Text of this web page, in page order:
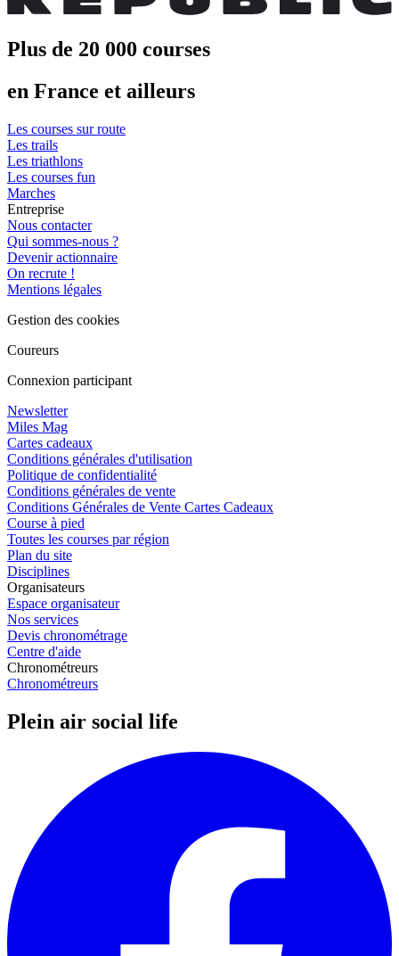
Plus de 20 000 courses
en France et ailleurs
Les courses sur route
Les trails
Les triathlons
Les courses fun
Marches
Entreprise
Nous contacter
Qui sommes-nous ?
Devenir actionnaire
On recrute !
Mentions légales
Gestion des cookies
Coureurs
Connexion participant
Newsletter
Miles Mag
Cartes cadeaux
Conditions générales d'utilisation
Politique de confidentialité
Conditions générales de vente
Conditions Générales de Vente Cartes Cadeaux
Course à pied
Toutes les courses par région
Plan du site
Disciplines
Organisateurs
Espace organisateur
Nos services
Devis chronométrage
Centre d'aide
Chronométreurs
Chronométreurs
Plein air social life